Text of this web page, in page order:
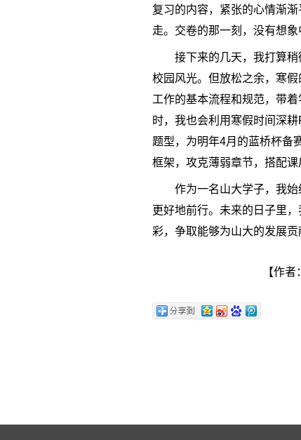
复习的内容，紧张的心情渐
走。交卷的那一刻，没有想
接下来的几天，我打算
校园风光。但放松之余，寒
工作的基本流程和规范，带
时，我也会利用寒假时间深
题型，为明年4月的蓝桥杯备
框架，攻克薄弱章节，搭配
作为一名山大学子，我
更好地前行。未来的日子里
彩，争取能够为山大的发展贡
【作